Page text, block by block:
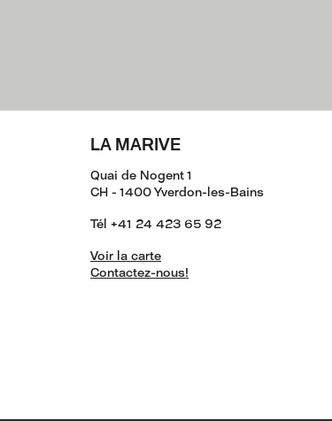
LA MARIVE
Quai de Nogent 1
CH - 1400 Yverdon-les-Bains
Tél +41 24 423 65 92
Voir la carte
Contactez-nous!